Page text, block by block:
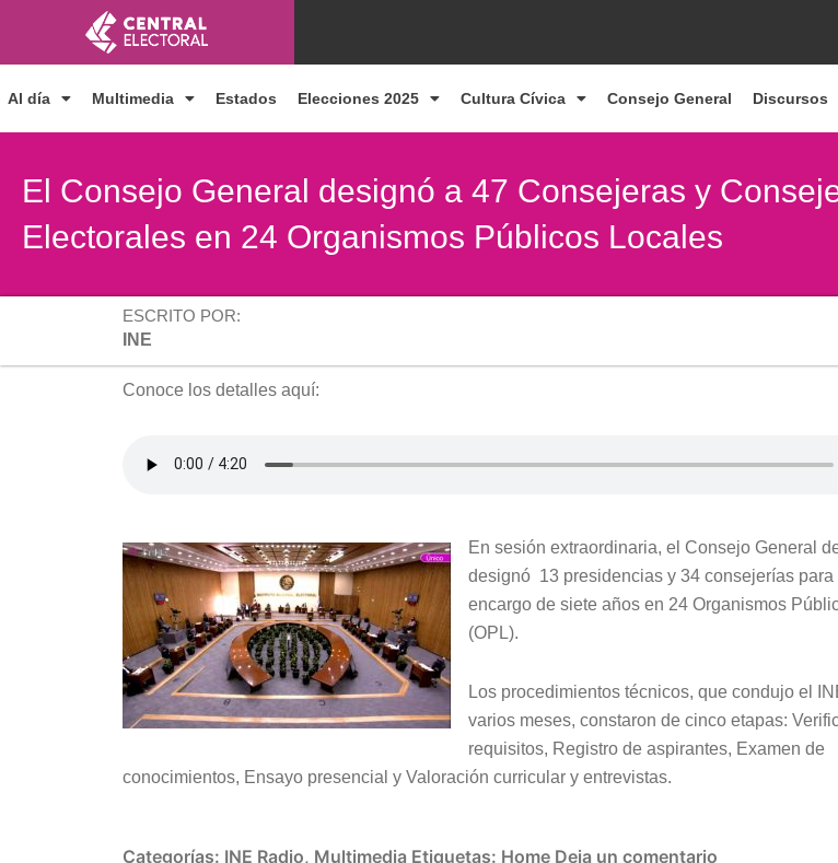
contenido
Al día Multimedia Estados Elecciones 2025 Cultura Cívica Consejo General Discursos
El Consejo General designó a 47 Consejeras y
Electorales en 24 Organismos Públicos Locales
ESCRITO POR:
INE
Conoce los detalles aquí:
En sesión extraordinaria, el Consejo General
designó 13 presidencias y 34 consejerías para
encargo de siete años en 24 Organismos
(OPL).
Los procedimientos técnicos, que condujo el
varios meses, constaron de cinco etapas:
requisitos, Registro de aspirantes, Examen de
conocimientos, Ensayo presencial y Valoración curricular y entrevistas.
Categorías: INE Radio, Multimedia Etiquetas: Home Deja un comentario